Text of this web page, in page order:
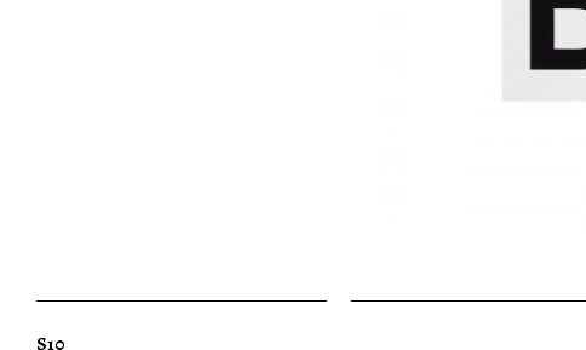
S10